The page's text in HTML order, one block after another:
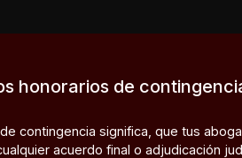
honorarios de
contingencia significa, que tus
acuerdo final o adjudicación